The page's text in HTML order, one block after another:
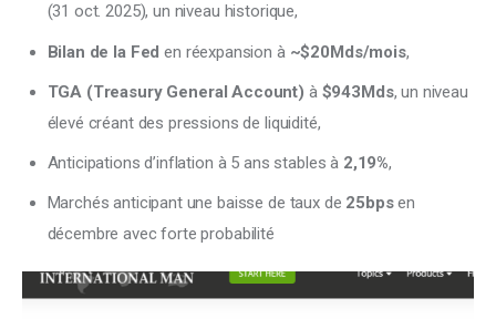
(31 oct. 2025), un niveau historique,
Bilan de la Fed en réexpansion à ~$20Mds/mois,
TGA (Treasury General Account) à $943Mds, un niveau
élevé créant des pressions de liquidité,
Anticipations d’inflation à 5 ans stables à 2,19%,
Marchés anticipant une baisse de taux de 25bpsen
décembre avec forte probabilité